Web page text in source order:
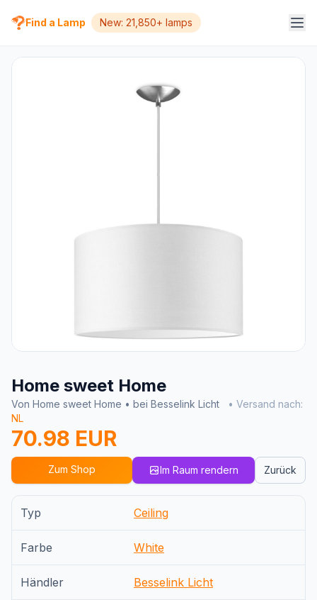
Find a Lamp New: 21,850+ lamps
Home sweet Home
Von Home sweet Home • bei Besselink Licht
• Versand nach:
NL
70.98 EUR
Zum Shop Im Raum rendern Zurück
Typ Ceiling
Farbe White
Händler Besselink Licht